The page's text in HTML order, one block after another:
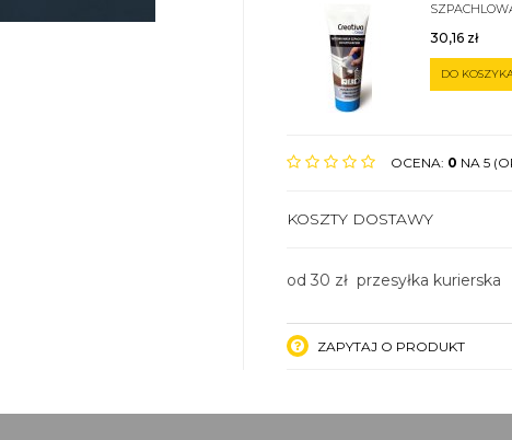
30,16 zł
DO
OCENA: 0 NA 5
KOSZTY DOSTAWY
od 30 zł przesyłka kurierska
ZAPYTAJ O PRODUKT